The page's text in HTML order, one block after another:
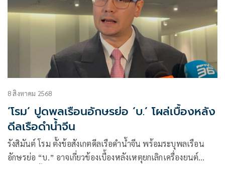
8 สิงหาคม 2568
‘โรม’ ปูดพลเรือนอักษรย่อ ‘บ.’ โผล่เบื้องหลัง
ดีลเรือดำน้ำจีน
รังสิมันต์ โรม ตั้งข้อสังเกตดีลเรือดำน้ำจีน พร้อมระบุพลเรือน
อักษรย่อ “บ.” อาจเกี่ยวข้องเบื้องหลังเหตุยกเลิกเครื่องยนต์